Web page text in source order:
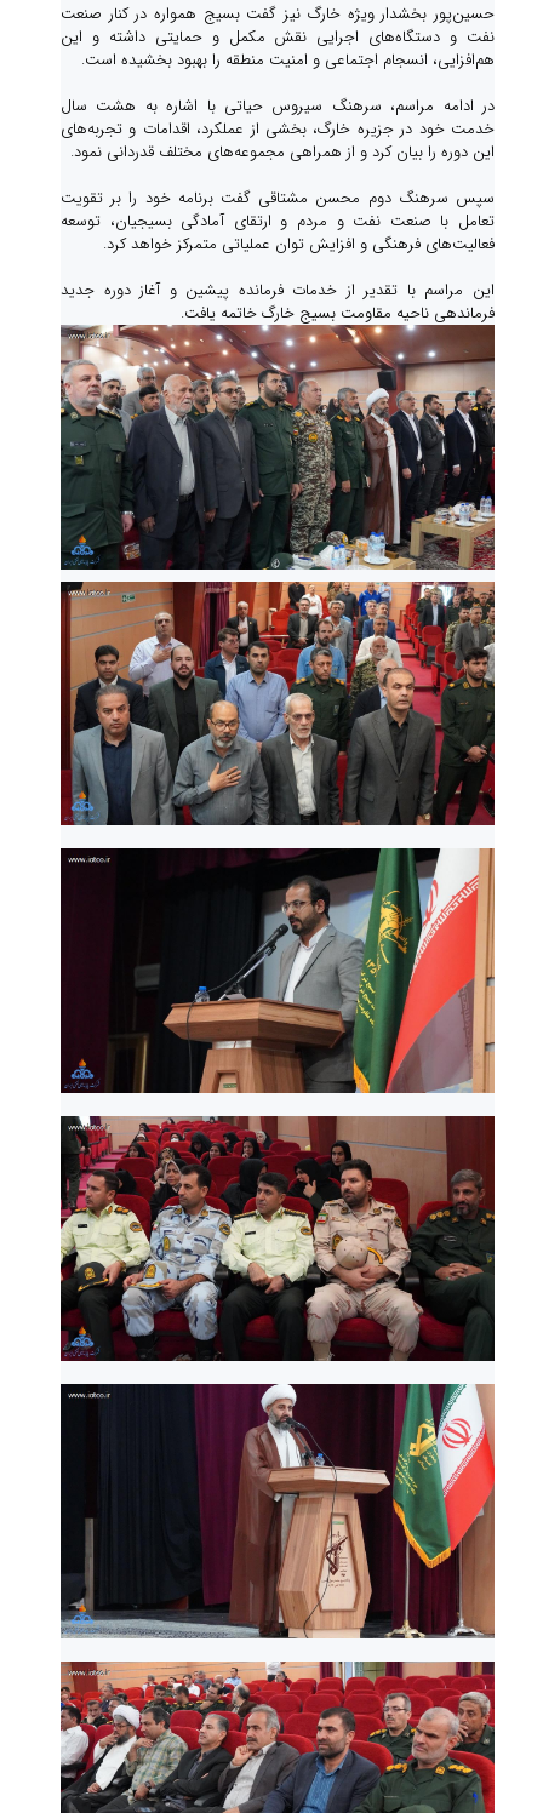
حسین‌پور بخشدار ویژه خارگ نیز گفت بسیج همواره در کنار صنعت
نفت و دستگاه‌های اجرایی نقش مکمل و حمایتی داشته و این
هم‌افزایی، انسجام اجتماعی و امنیت منطقه را بهبود بخشیده است.
در ادامه مراسم، سرهنگ سیروس حیاتی با اشاره به هشت سال
خدمت خود در جزیره خارگ، بخشی از عملکرد، اقدامات و تجربه‌های
این دوره را بیان کرد و از همراهی مجموعه‌های مختلف قدردانی نمود.
سپس سرهنگ دوم محسن مشتاقی گفت برنامه خود را بر تقویت
تعامل با صنعت نفت و مردم و ارتقای آمادگی بسیجیان، توسعه
فعالیت‌های فرهنگی و افزایش توان عملیاتی متمرکز خواهد کرد.
این مراسم با تقدیر از خدمات فرمانده پیشین و آغاز دوره جدید
فرماندهی ناحیه مقاومت بسیج خارگ خاتمه یافت.